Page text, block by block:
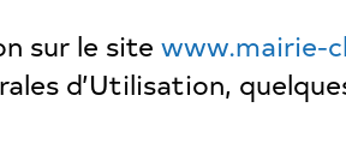
sur le site www.mairie-
d’Utilisation,